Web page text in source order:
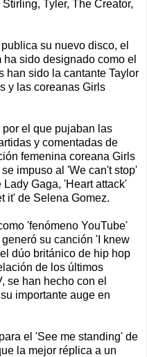
Tyler, The Creator,
su nuevo disco, el
sido designado como el
han sido la cantante Taylor
y las coreanas Girls
el que pujaban las
y comentadas de
femenina coreana Girls
impuso al 'We can't stop'
Gaga, 'Heart attack'
it' de Selena Gomez.
'fenómeno YouTube'
su canción 'I knew
dúo británico de hip hop
de los últimos
se han hecho con el
importante auge en
el 'See me standing' de
la mejor réplica a un